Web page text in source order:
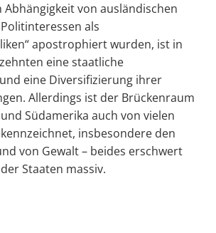
von ausländischen
als
apostrophiert wurden, ist in
eine staatliche
eine Diversifizierung ihrer
Allerdings ist der Brückenraum
Südamerika auch von vielen
insbesondere den
von Gewalt – beides erschwert
Staaten massiv.